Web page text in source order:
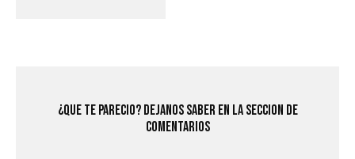
¿Que Te Parecio? Dejanos saber en la seccion de
comentarios